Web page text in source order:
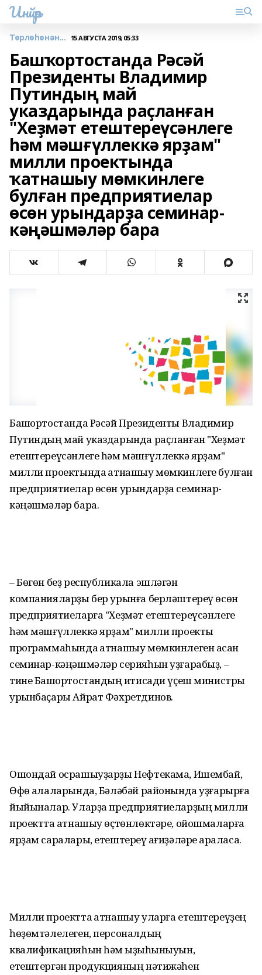
Инйәр
Төрлөһөнән... 15 АВГУСТА 2019, 05:33
Башҡортостанда Рәсәй
Президенты Владимир
Путиндың май
указдарында раҫланған
"Хеҙмәт етештереүсәнлеге
һәм мәшғүллеккә ярҙам"
милли проектында
ҡатнашыу мөмкинлеге
булған предприятиелар
өсөн урындарҙа семинар-
кәңәшмәләр бара
Башҡортостанда Рәсәй Президенты Владимир
Путиндың май указдарында раҫланған "Хеҙмәт
етештереүсәнлеге һәм мәшғүллеккә ярҙам"
милли проектында ҡатнашыу мөмкинлеге булған
предприятиелар өсөн урындарҙа семинар-
кәңәшмәләр бара.
– Бөгөн беҙ республикала эшләгән
компанияларҙы бер урынға берләштереү өсөн
предприятиеларға "Хеҙмәт етештереүсәнлеге
һәм мәшғүллеккә ярҙам" милли проекты
программаһында ҡатнашыу мөмкинлеген асҡан
семинар-кәңәшмәләр серияһын уҙғарабыҙ, –
тине Башҡортостандың иҡтисади үҫеш министры
урынбаҫары Айрат Фәхретдинов.
Ошондай осрашыуҙарҙы Нефтекама, Ишембай,
Өфө ҡалаларында, Бәләбәй районында уҙғарырға
йыйыналар. Уларҙа предприятиеларҙың милли
проектта ҡатнашыу өҫтөнлөктәре, ойошмаларға
ярҙам саралары, етештереү ҡағиҙәләре ҡараласаҡ.
Милли проектта ҡатнашыу уларға етештереүҙең
һөҙөмтәлелеген, персоналдың
квалификацияһын һәм ҡыҙыҡһыныуын,
етештергән продукцияның нәтижәһен